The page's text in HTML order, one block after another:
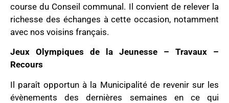
course du Conseil communal. Il convient de relever la
richesse des échanges à cette occasion, notamment
avec nos voisins français.
Jeux Olympiques de la Jeunesse – Travaux –
Recours
Il paraît opportun à la Municipalité de revenir sur les
évènements des dernières semaines en ce qui